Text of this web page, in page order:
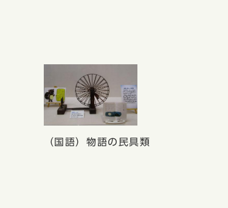
（国語）物語の民具類